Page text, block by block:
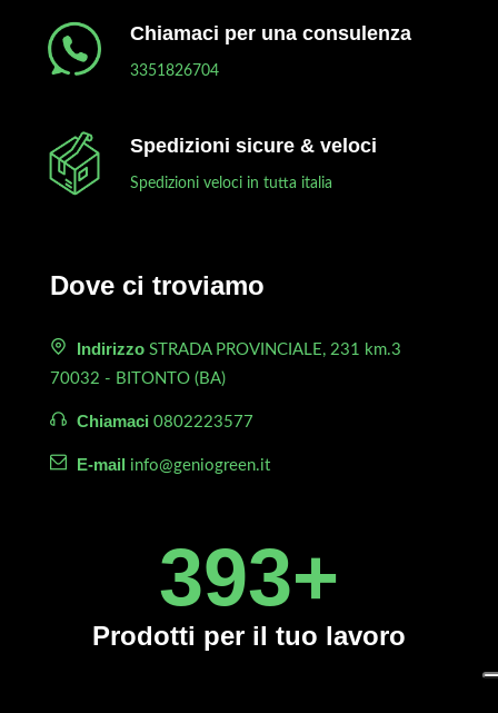
Chiamaci per una consulenza
3351826704
Spedizioni sicure & veloci
Spedizioni veloci in tutta italia
Dove ci troviamo
Indirizzo STRADA PROVINCIALE, 231 km.3
70032 - BITONTO (BA)
Chiamaci 0802223577
E-mail info@geniogreen.it
450+
Prodotti per il tuo lavoro